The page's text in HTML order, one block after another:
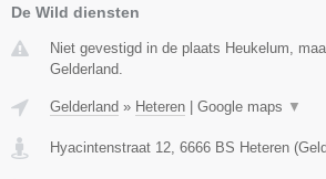
De Wild diensten
Niet gevestigd in de plaats Heukelum,
Gelderland.
Gelderland » Heteren Google maps ▼
Hyacintenstraat 12, 6666 BS Heteren (